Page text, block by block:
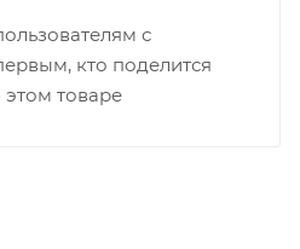
с
кто поделится
товаре